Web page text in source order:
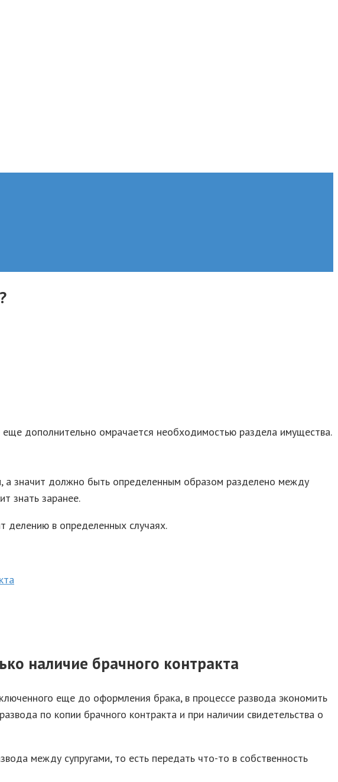
дополнительно омрачается необходимостью раздела имущества.
а значит должно быть определенным образом разделено между
знать заранее.
делению в определенных случаях.
наличие брачного контракта
еще до оформления брака, в процессе развода экономить
по копии брачного контракта и при наличии свидетельства о
между супругами, то есть передать что-то в собственность